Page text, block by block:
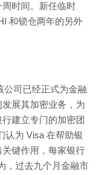
时间。新任临时
和锁仓两年的另外
公司已经正式为金融
展其加密业务，为
建立专门的加密团
认为 Visa 在帮助银
键作用，每家银行
，过去九个月金融市